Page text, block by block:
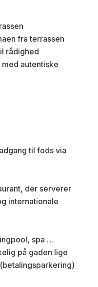
fra terrassen
rådighed
autentiske
til fods via
der serverer
internationale
spa …
på gaden lige